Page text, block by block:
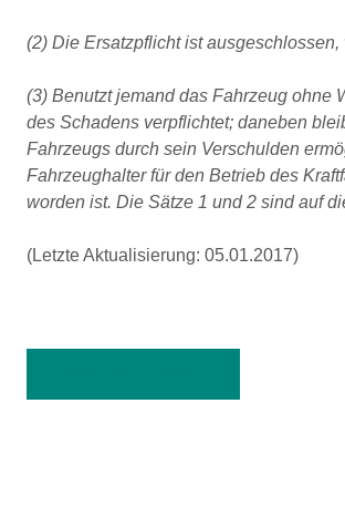
(2) Die Ersatzpflicht ist
(3) Benutzt jemand das Fahrzeug ohne
des Schadens verpflichtet; daneben
Fahrzeugs durch sein Verschulden
Fahrzeughalter für den Betrieb des
worden ist. Die Sätze 1 und 2 sind auf
(Letzte Aktualisierung: 05.01.2017)